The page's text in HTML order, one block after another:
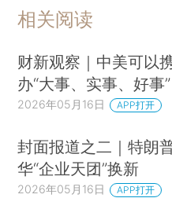
相关阅读
财新观察｜中美可以
办“大事、实事、好事”
2026年05月16日 APP打开
封面报道之二｜特朗
华“企业天团”换新
2026年05月16日 APP打开